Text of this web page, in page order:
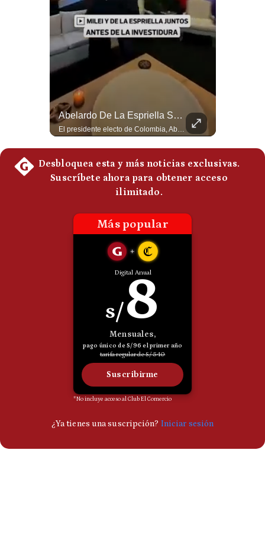
Fotogalerías
gestion.pe
Condiciones
De
Privacidad
Politica
Abelardo De La Espriella Se Reúne Con Javier Milei En Cali | Gestión Mundo
El presidente electo de Colombia, Abelardo de la Espriella, sostuvo una reunión bilateral en Cali con el mandatario argentino Javier Milei. El encuentro se dio pocas horas antes de la ceremonia de investidura presidencial para el periodo 2026-2030, marcando el inicio de una nueva alianza estratégica regional. #DeLaEspriella #JavierMilei #Colombia #Argentina #PoliticaLatina #Shorts 👉 Suscríbete y activa la campana para no perderte nuestro análisis diario. 🌎 Síguenos en nuestras redes sociales: 📌 Web oficial: https://gestion.pe/mundo/ 📌 LinkedIn: http://bit.ly/3HYIET0 📌 X (Twitter): http://bit.ly/4noZtX9 📌 TikTok: http://bit.ly/4evB6TO